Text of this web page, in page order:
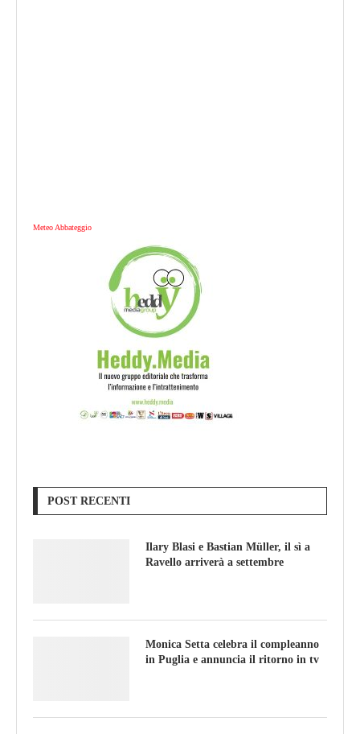
Meteo Abbateggio
POST RECENTI
Ilary Blasi e Bastian Müller, il sì a
Ravello arriverà a settembre
Monica Setta celebra il compleanno
in Puglia e annuncia il ritorno in tv